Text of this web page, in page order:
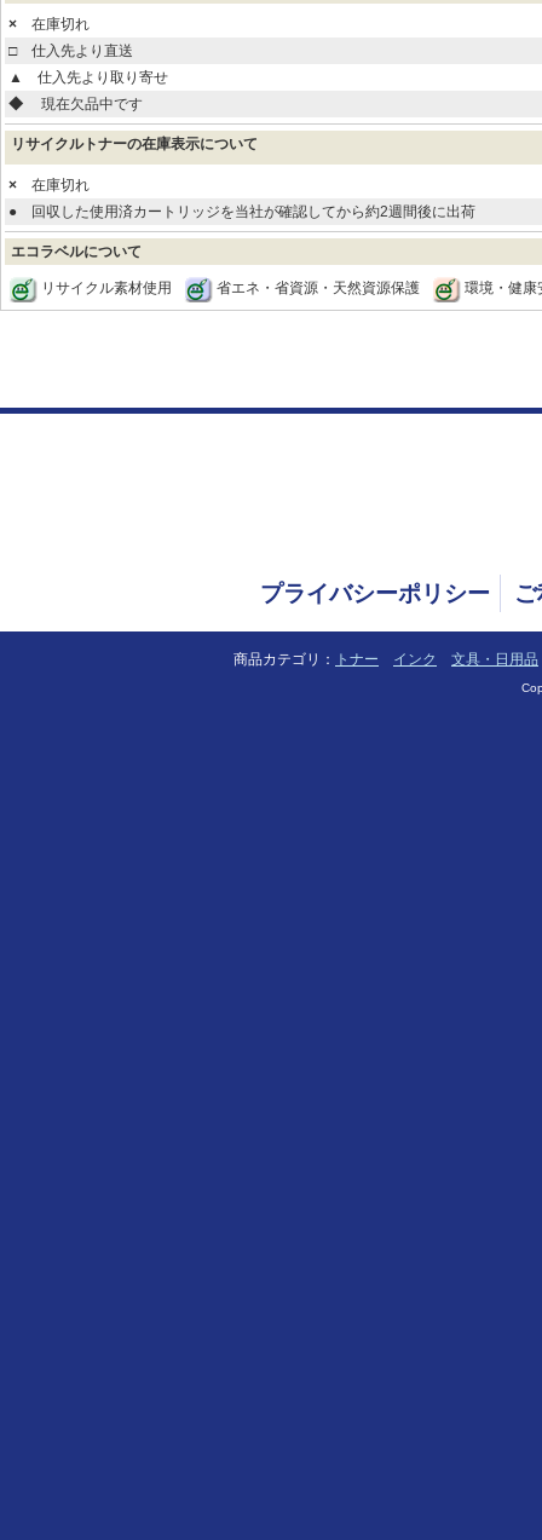
× 在庫切れ
□仕入先より直送
▲
仕入先より取り寄せ
◆
現在欠品中です
リサイクルトナーの在庫表示について
× 在庫切れ
● 回収した使用済カートリッジを当社が確認してから約2週間後に出荷
エコラベルについて
リサイクル素材使用 省エネ・省資源・天然資源保護 環境・健康
プライバシーポリシー
商品カテゴリ： トナー インク 文具・日用品